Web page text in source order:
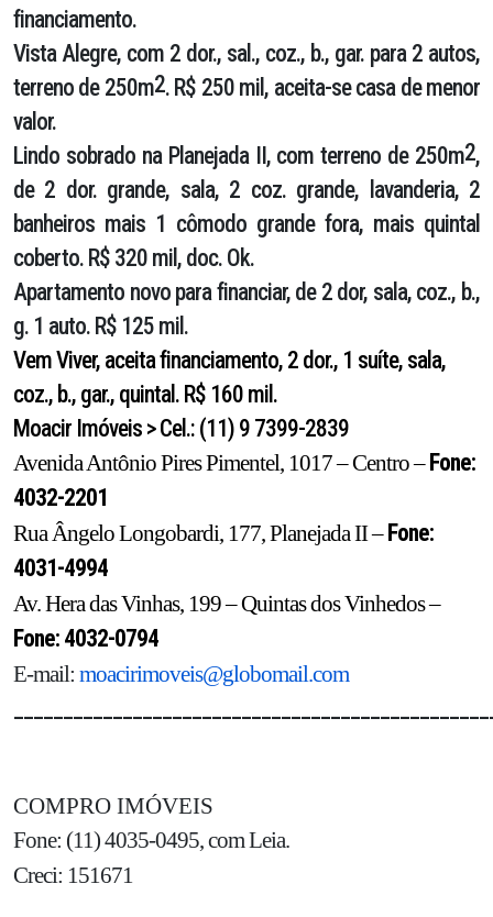
financiamento.
Vista Alegre, com 2 dor., sal., coz., b., gar. para 2 autos,
terreno de 250m2. R$ 250 mil, aceita-se casa de menor
valor.
Lindo sobradona Planejada II, com terreno de 250m2,
de 2 dor. grande, sala, 2 coz. grande, lavanderia, 2
banheiros mais 1 cômodo grande fora, mais quintal
coberto. R$ 320 mil, doc. Ok.
Apartamento novopara financiar, de 2 dor, sala, coz., b.,
g. 1 auto. R$ 125 mil.
Vem Viver, aceita financiamento, 2 dor., 1 suíte, sala,
coz., b., gar., quintal. R$ 160 mil.
Moacir Imóveis > Cel.: (11) 9 7399-2839
Avenida Antônio Pires Pimentel, 1017 – Centro –Fone:
4032-2201
Rua Ângelo Longobardi, 177, Planejada II –Fone:
4031-4994
Av. Hera das Vinhas, 199 – Quintas dos Vinhedos –
Fone: 4032-0794
E-mail: moacirimoveis@globomail.com
COMPRO IMÓVEIS
Fone: (11) 4035-0495, com Leia.
Creci: 151671